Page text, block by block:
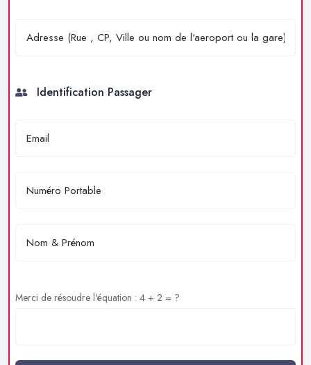
Identification Passager
Merci de résoudre l'équation : 4 + 2 = ?